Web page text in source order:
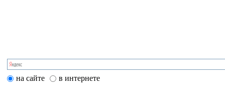
на сайте в интернете